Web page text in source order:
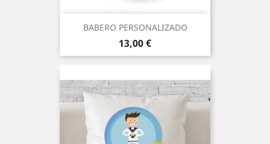
BABERO PERSONALIZADO
Precio
13,00 €